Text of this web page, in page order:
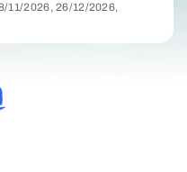
11/2026, 26/12/2026,